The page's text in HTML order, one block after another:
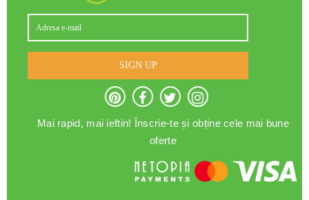
SIGN UP
Mai rapid, mai ieftin! Înscrie-te și obține cele mai bune
oferte